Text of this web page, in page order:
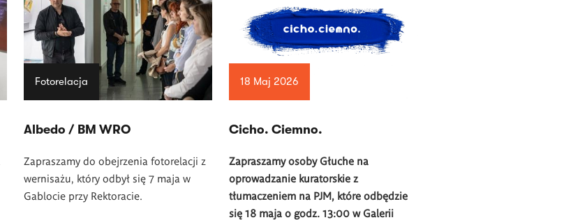
Fotorelacja
Albedo / BM WRO
Zapraszamy do obejrzenia fotorelacji z
wernisażu, który odbył się 7 maja w
Gablocie przy Rektoracie.
18 Maj 2026
Cicho. Ciemno.
Zapraszamy osoby Głuche na
oprowadzanie kuratorskie z
tłumaczeniem na PJM, które odbędzie
się 18 maja o godz. 13:00 w Galerii